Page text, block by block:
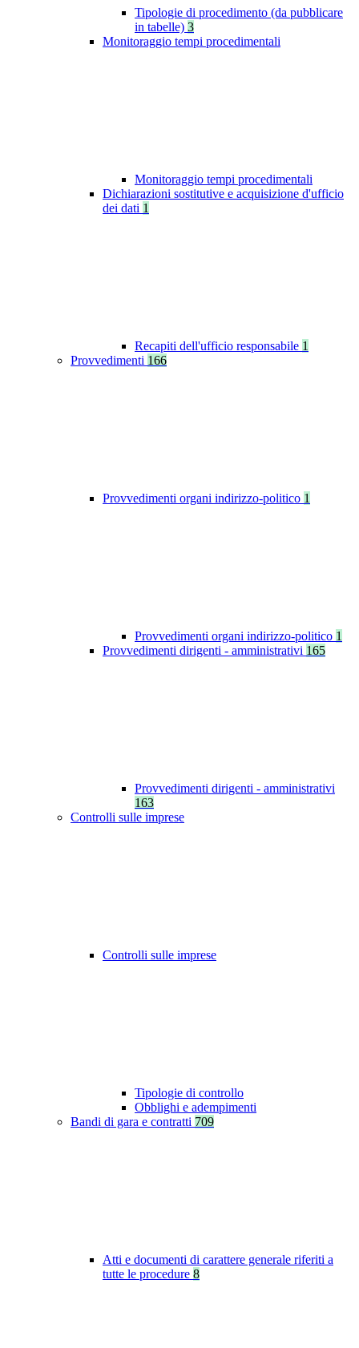
Tipologie di procedimento (da pubblicare
in tabelle) 3
Monitoraggio tempi procedimentali
Monitoraggio tempi procedimentali
Dichiarazioni sostitutive e acquisizione d'ufficio
dei dati 1
Recapiti dell'ufficio responsabile 1
Provvedimenti 166
Provvedimenti organi indirizzo-politico 1
Provvedimenti organi indirizzo-politico 1
Provvedimenti dirigenti - amministrativi 165
Provvedimenti dirigenti - amministrativi
163
Controlli sulle imprese
Controlli sulle imprese
Tipologie di controllo
Obblighi e adempimenti
Bandi di gara e contratti 709
Atti e documenti di carattere generale riferiti a
tutte le procedure 8